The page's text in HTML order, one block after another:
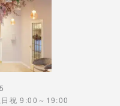
祝 9:00～19:00